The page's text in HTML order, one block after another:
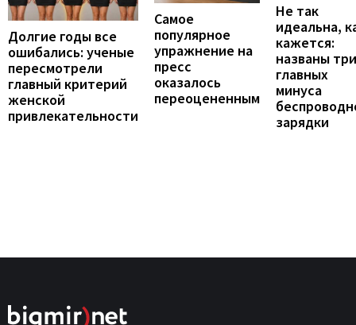
Долгие годы все
ошибались: ученые
пересмотрели
главный критерий
женской
привлекательности
Самое
популярное
упражнение на
пресс
оказалось
переоцененным
Не так
идеальна,
кажется:
названы три
главных
минуса
зарядки